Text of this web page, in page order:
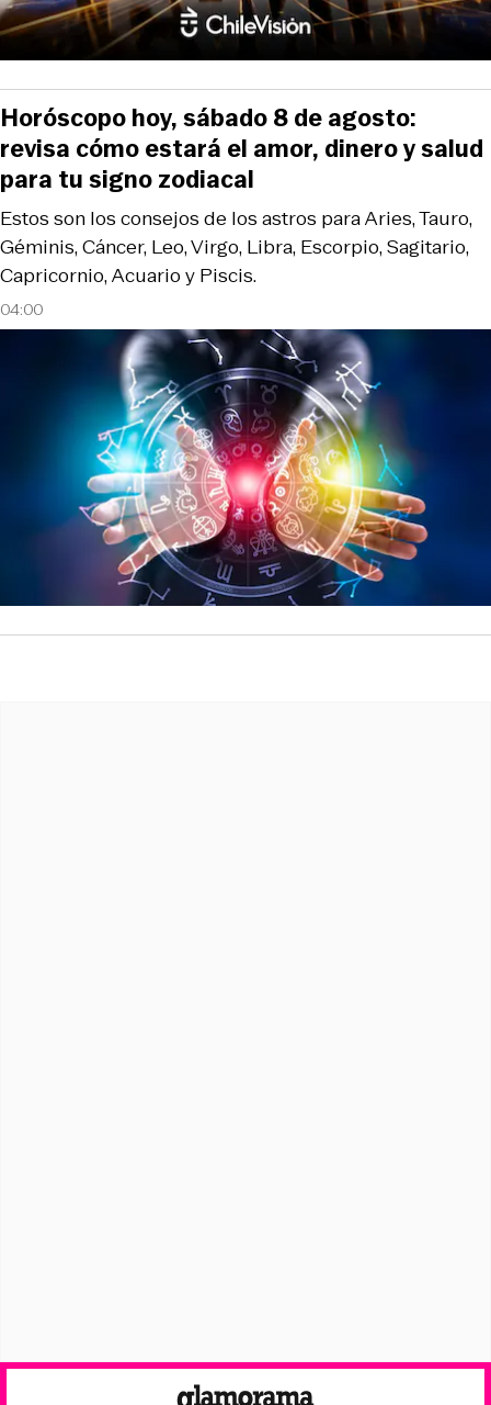
04:00
Estos son los consejos de los astros para Aries, Tauro,
Géminis, Cáncer, Leo, Virgo, Libra, Escorpio, Sagitario,
Capricornio, Acuario y Piscis.
Horóscopo hoy, sábado 8 de agosto:
revisa cómo estará el amor, dinero y salud
para tu signo zodiacal